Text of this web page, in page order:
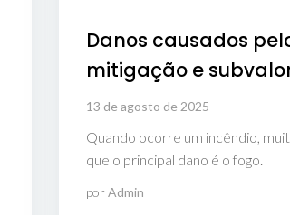
Danos causados
mitigação e
13 de agosto de 2025
Quando ocorre um incêndio,
que o principal dano é o fogo.
porAdmin